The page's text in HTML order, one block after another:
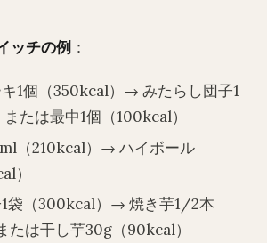
ッチの例 ：
1個（350kcal）→ みたらし団子1
たは最中1個（100kcal）
（210kcal）→ ハイボール
）
1袋（300kcal）→ 焼き芋1/2本
たは干し芋30g（90kcal）